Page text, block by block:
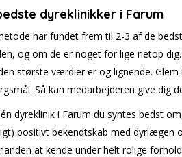
dyreklinikker i Farum
har fundet frem til 2-3 af de
og om de er noget for lige netop
største værdier er og lignende.
Så kan medarbejderen give dig
dyreklinik i Farum du syntes bedst
positivt bekendtskab med dyrlægen
at kende under helt rolige